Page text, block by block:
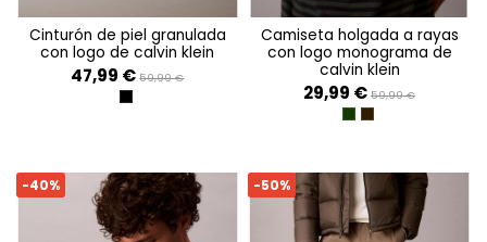
cinturón de piel granulada
con logo de calvin klein
47,99 € 59,99 €
BLACK/MATTE BLACK
camiseta holgada a rayas
con logo monograma de
calvin klein
29,99 € 59,99 €
SYCAMORE
MOROCCAN
-40% -50%